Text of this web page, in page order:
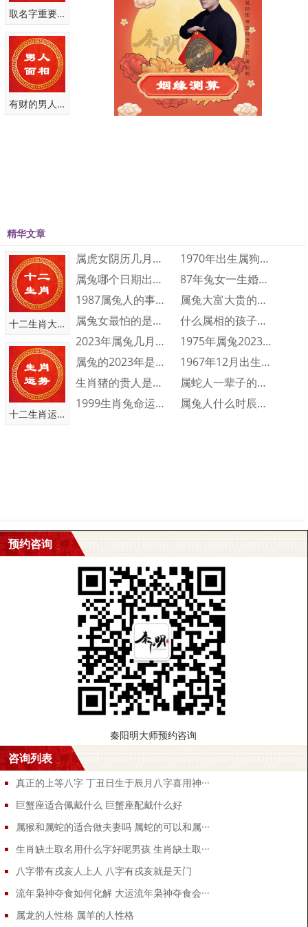
轩:古代车子前高后低叫“轩”，前低后高叫“轾”，引申为高大。
——用作人名意指朝气蓬勃，气度不凡，才华出众等含义，(引申
为:器宇轩昂、才华横溢、朝气蓬勃。)
维:指维护，保护。也指思维，判断。
——用作人名意指稳重，智谋，安祥，丰富等含义，(引申为:稳重
踏实、足智多谋、安详恭敬。)
——用作人名意指自由，自在，无拘无束，大展宏图等含义，(引
申为:大展宏图、自由翱翔、前程似锦。)
勇:果敢，有胆量，敢做。
——用作人名意指勇敢果断，有谋略，无所畏惧等含义，(引申为:
勇敢果断、坚忍不拔、无所畏惧。)
伊:语气助词。
——用作人名意指为人身姿美丽，举止文雅，仪态大方等含义，
(引申为:秋水伊人、温文尔雅、仪态大方。)
伟:宏大、盛大、卓越、远大，如伟大、伟略、伟志。
——用作人名意指有着远大的志向，才识卓越，伟大杰出等含义，
五行缺土男孩怎么起名有内涵,男孩起名方法
名字伴随着人的一生，是一个人的代号，每个父母都希望自己的宝宝
有一个好听且寓意深刻的名字，五行缺土男孩该怎么起名字？男孩起
名有什么方法？ 五行缺土宝宝起名字义分析： 均松
多表示像松树一样坚毅高尚以及通古博今，勤俭建业的品质。意义优
美。
辰钧
字义： 辰，指时日、是日、月、星的总称，也指清早，还有一种意思
是地支的第五位，属龙。起名寓意希望、吉祥、希冀、理想；钧：引
申指国政、天工，或者作为书札或口语中对尊者的敬词使用。起名寓
字义：汉，为水名，汉水、汉江，长江的最大支流。引申为博大、宽
仁、豁达、大度等含义。起名寓意宽厚、忠肝义胆、顶天立地；玮，
取名字重要性
有财的男人面相
精华文章
十二生肖大全
十二生肖运势
属虎女阴历几月出生最好命 属虎的几月出生···
1970年出生属狗人2023年运势及运程···
属兔哪个日期出生大富大贵 属兔人几日出生···
87年兔女一生婚姻和财运怎么样 87年兔···
1987属兔人的事业运如何 1987属兔···
属兔大富大贵的出生时辰是什么时候 大富大···
属兔女最怕的是什么 属兔女人最怕什么
什么属相的孩子旺父母 三个属相的孩子旺父···
2023年属兔几月出生不好 2023年属···
1975年属兔2023年财运运势 197···
属兔的2023年是多少岁 属兔的2023···
1967年12月出生的人命运好不好 19···
生肖猪的贵人是什么属相 生肖猪一生的贵人···
属蛇人一辈子的命运分析 属蛇人一生命运如···
1999生肖兔命运怎么样 1999属兔人···
属兔人什么时辰出生会富贵双全 属兔人富贵···
预约咨询
秦阳明大师预约咨询
咨询列表
真正的上等八字 丁丑日生于辰月八字喜用神···
巨蟹座适合佩戴什么 巨蟹座配戴什么好
属猴和属蛇的适合做夫妻吗 属蛇的可以和属···
生肖缺土取名用什么字好呢男孩 生肖缺土取···
八字带有戌亥人上人 八字有戌亥就是天门
流年枭神夺食如何化解 大运流年枭神夺食会···
属龙的人性格 属羊的人性格